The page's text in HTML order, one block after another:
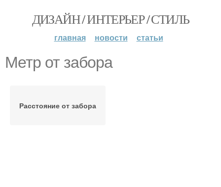
ДИЗАЙН / ИНТЕРЬЕР / СТИЛЬ
главная новости статьи
Метр от забора
Расстояние от забора